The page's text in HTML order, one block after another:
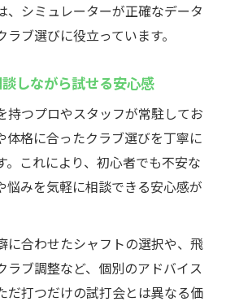
、シミュレーターが正確なデータ
ブ選びに役立っています。
しながら試せる安心感
持つプロやスタッフが常駐してお
体格に合ったクラブ選びを丁寧に
。これにより、初心者でも不安な
悩みを気軽に相談できる安心感が
に合わせたシャフトの選択や、飛
ラブ調整など、個別のアドバイス
だ打つだけの試打会とは異なる価